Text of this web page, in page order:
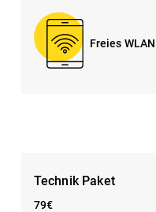
Freies
Technik Paket
79€